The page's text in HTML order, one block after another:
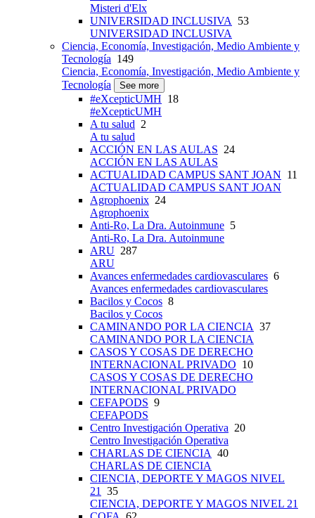
Misteri d'Elx
UNIVERSIDAD INCLUSIVA
53
UNIVERSIDAD INCLUSIVA
Ciencia, Economía, Investigación, Medio Ambiente y
Tecnología 149
Ciencia, Economía, Investigación, Medio Ambiente y
Tecnología
See more
#eXcepticUMH 18
#eXcepticUMH
A tu salud 2
A tu salud
ACCIÓN EN LAS AULAS 24
ACCIÓN EN LAS AULAS
ACTUALIDAD CAMPUS SANT JOAN 11
ACTUALIDAD CAMPUS SANT JOAN
Agrophoenix 24
Agrophoenix
Anti-Ro, La Dra. Autoinmune 5
Anti-Ro, La Dra. Autoinmune
ARU 287
ARU
Avances enfermedades cardiovasculares 6
Avances enfermedades cardiovasculares
Bacilos y Cocos 8
Bacilos y Cocos
CAMINANDO POR LA CIENCIA 37
CAMINANDO POR LA CIENCIA
CASOS Y COSAS DE DERECHO
INTERNACIONAL PRIVADO 10
CASOS Y COSAS DE DERECHO
INTERNACIONAL PRIVADO
CEFAPODS 9
CEFAPODS
Centro Investigación Operativa 20
Centro Investigación Operativa
CHARLAS DE CIENCIA 40
CHARLAS DE CIENCIA
CIENCIA, DEPORTE Y MAGOS NIVEL
21
35
CIENCIA, DEPORTE Y MAGOS NIVEL 21